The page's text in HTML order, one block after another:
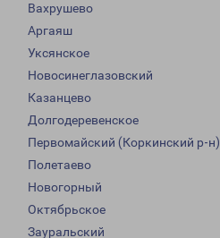
Вахрушево
Аргаяш
Уксянское
Новосинеглазовский
Казанцево
Долгодеревенское
Первомайский (Коркинский р-н)
Полетаево
Новогорный
Октябрьское
Зауральский